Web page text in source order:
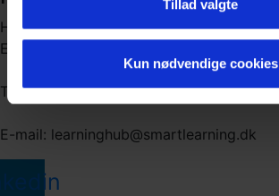
Tillad valgte
Kun nødvendige cookies
Heidi Adele Cardell
Event manager
Telefon: +45 22 41 75 11
E-mail: learninghub@smartlearning.dk